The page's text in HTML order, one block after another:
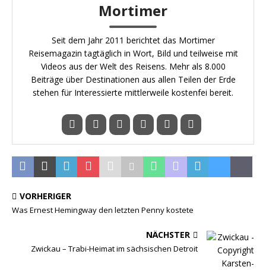
Mortimer
Seit dem Jahr 2011 berichtet das Mortimer
Reisemagazin tagtäglich in Wort, Bild und teilweise mit
Videos aus der Welt des Reisens. Mehr als 8.000
Beiträge über Destinationen aus allen Teilen der Erde
stehen für Interessierte mittlerweile kostenfei bereit.
VORHERIGER
Was Ernest Hemingway den letzten Penny kostete
NÄCHSTER
Zwickau – Trabi-Heimat im sächsischen Detroit